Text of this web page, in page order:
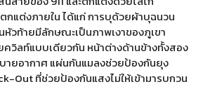
กแต่งภายใน ได้แก่ การบุด้วยผ้าบุฉนวน
หัวท้ายมีลักษณะเป็นภาพเงาของภูเขา
วิลท์แบบเดียวกัน หน้าต่างด้านข้างทั้งสอง
ายอากาศ แผ่นกันแมลงช่วยป้องกันยุง
Out ที่ช่วยป้องกันแสงไม่ให้เข้ามารบกวน